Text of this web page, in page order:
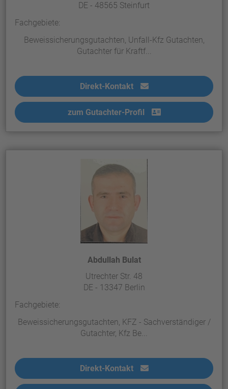
DE - 48565 Steinfurt
Fachgebiete:
Beweissicherungsgutachten, Unfall-Kfz Gutachten,
Gutachter für Kraftf...
Direkt-Kontakt
zum Gutachter-Profil
Abdullah Bulat
Utrechter Str. 48
DE - 13347 Berlin
Fachgebiete:
Beweissicherungsgutachten, KFZ - Sachverständiger /
Gutachter, Kfz Be...
Direkt-Kontakt